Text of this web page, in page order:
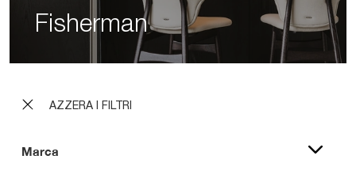
AZZERA I FILTRI
Marca
Fisherman